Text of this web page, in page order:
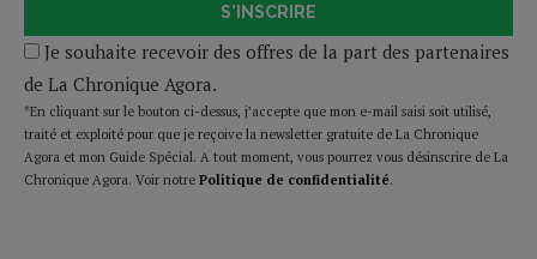
S'INSCRIRE
Je souhaite recevoir des offres de la part des partenaires
de La Chronique Agora.
*En cliquant sur le bouton ci-dessus, j’accepte que mon e-mail saisi soit utilisé,
traité et exploité pour que je reçoive la newsletter gratuite de La Chronique
Agora et mon Guide Spécial. A tout moment, vous pourrez vous désinscrire de La
Chronique Agora. Voir notre Politique de confidentialité.